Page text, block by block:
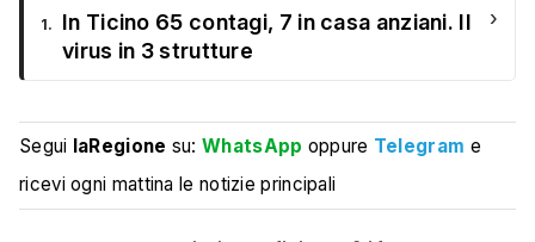
1.
In Ticino 65 contagi, 7 in casa anziani. Il
virus in 3 strutture
›
Segui laRegione su:WhatsApp oppure Telegram e
ricevi ogni mattina le notizie principali